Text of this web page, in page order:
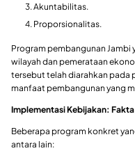
Akuntabilitas.
Proporsionalitas.
Program pembangunan
wilayah dan pemerataan
tersebut telah diarahkan pada
manfaat pembangunan yang
Implementasi Kebijakan: Fakta
Beberapa program konkret
antara lain: